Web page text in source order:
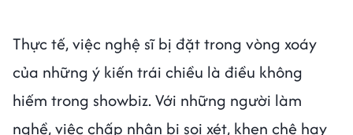
Thực tế, việc nghệ sĩ bị đặt trong vòng xoáy
của những ý kiến trái chiều là điều không
hiếm trong showbiz. Với những người làm
nghề, việc chấp nhận bị soi xét, khen chê hay